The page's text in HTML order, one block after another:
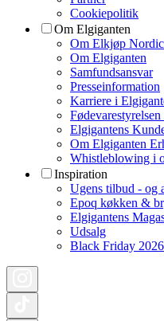
Cookiepolitik
Om Elgiganten
Om Elkjøp Nordic
Om Elgiganten
Samfundsansvar
Presseinformation
Karriere i
Elgigantens
Om Elgiganten
Whistleblowing i
Inspiration
Ugens tilbud - og
Epoq køkken &
Elgigantens
Udsalg
Black Friday 2026